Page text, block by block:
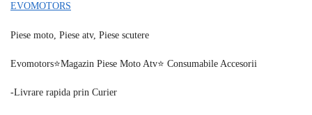
EVOMOTORS
Piese moto, Piese atv, Piese scutere
Evomotors⭐️Magazin Piese Moto Atv⭐️ Consumabile Accesorii
-Livrare rapida prin Curier